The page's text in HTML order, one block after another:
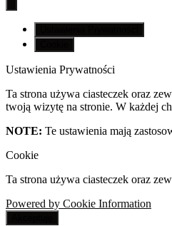
Ustawienia Prywatności
Ta strona używa ciasteczek oraz
twoją wizytę na stronie. W każdej
NOTE: Te ustawienia mają
Cookie
Ta strona używa ciasteczek oraz
Powered by Cookie Information